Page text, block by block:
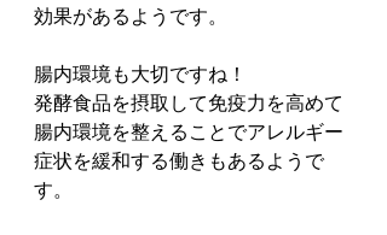
効果があるようです。
腸内環境も大切ですね！
発酵食品を摂取して免疫力を高めて
腸内環境を整えることでアレルギー
症状を緩和する働きもあるようで
す。